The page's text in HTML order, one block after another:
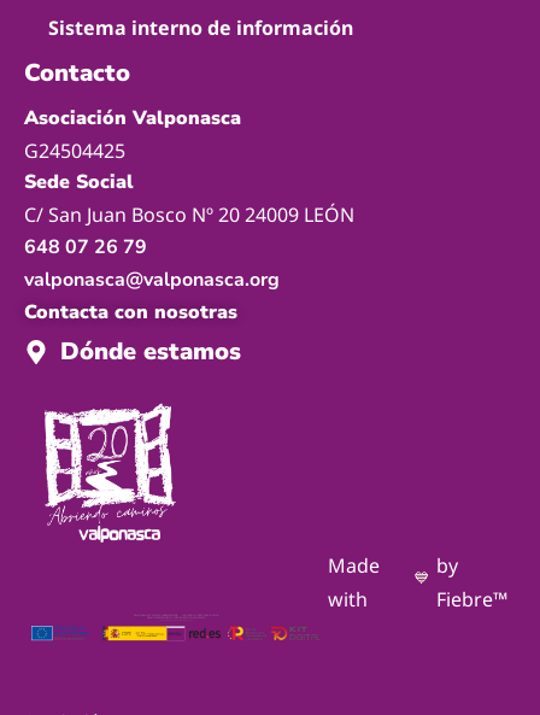
Sistema interno de información
Contacto
Asociación Valponasca
G24504425
Sede Social
C/ San Juan Bosco Nº 20 24009 LEÓN
648 07 26 79
valponasca@valponasca.org
Contacta con nosotras
Dónde estamos
Made
with
💙 by
Fiebre™